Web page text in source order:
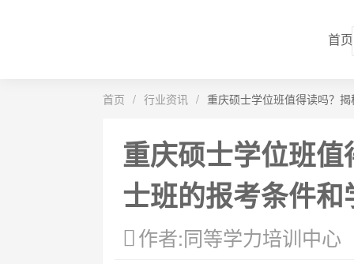
首页
首页 / 行业资讯 / 重庆硕士学位班值得读吗？
重庆硕士学位班
士班的报考条件和
作者:同等学力培训中心